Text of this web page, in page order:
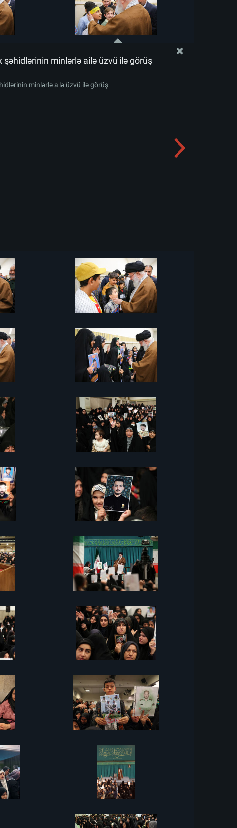
şəhidlərinin minlərlə ailə üzvü ilə görüş
minlərlə ailə üzvü ilə görüş